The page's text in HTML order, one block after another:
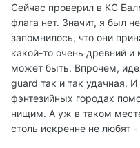
Сейчас проверил в КС
флага нет. Значит, я был
запомнилось, что они
какой-то очень древний
может быть. Впрочем,
guard так и так удачная.
фэнтезийных городах
нищим. А уж в таком
столь искренне не любят